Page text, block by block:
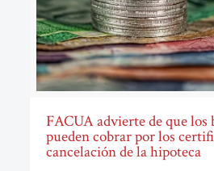
FACUA advierte de que los
pueden cobrar por los
cancelación de la hipoteca